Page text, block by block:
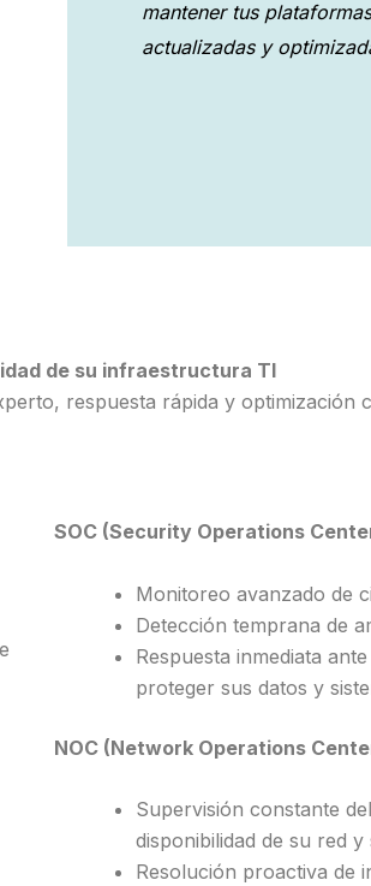
mantener tus plataformas
actualizadas y
de su infraestructura TI
respuesta rápida y optimización
SOC (Security Operations
Monitoreo avanzado de
Detección temprana de
Respuesta inmediata
proteger sus datos y
NOC (Network Operations
Supervisión constante
disponibilidad de su red y
Resolución proactiva de